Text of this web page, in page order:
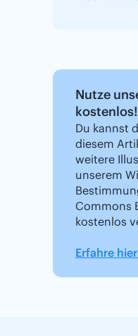
Nutze
kostenlos!
Du kannst
diesem
weitere
unserem
Commons
kostenlos
Erfahre